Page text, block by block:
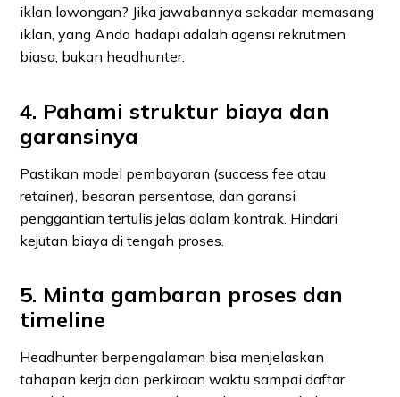
iklan lowongan? Jika jawabannya sekadar memasang
iklan, yang Anda hadapi adalah agensi rekrutmen
biasa, bukan headhunter.
4. Pahami struktur biaya dan
garansinya
Pastikan model pembayaran (success fee atau
retainer), besaran persentase, dan garansi
penggantian tertulis jelas dalam kontrak. Hindari
kejutan biaya di tengah proses.
5. Minta gambaran proses dan
timeline
Headhunter berpengalaman bisa menjelaskan
tahapan kerja dan perkiraan waktu sampai daftar